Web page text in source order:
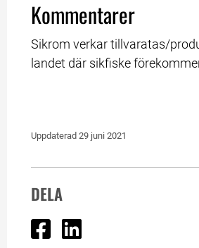
Kommentarer
Sikrom verkar tillvaratas/
landet där sikfiske
Uppdaterad 29 juni 2021
DELA
Dela på